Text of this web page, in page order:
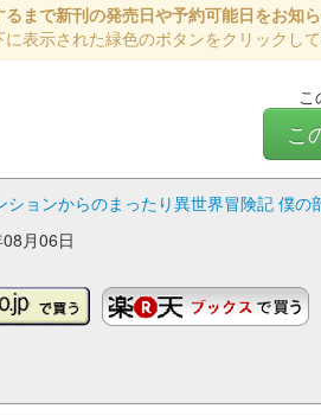
まで新刊の発売日や予約可能日をお知ら
に表示された緑色のボタンをクリックして
こ
ションからのまったり異世界冒険記 僕
月06日